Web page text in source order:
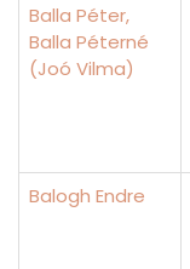
Balla Péter,
Balla Péterné
(Joó Vilma)
Balogh Endre